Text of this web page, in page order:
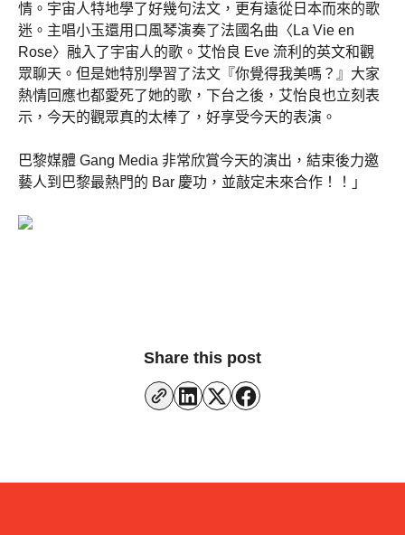
情。宇宙人特地學了好幾句法文，更有遠從日本而來的歌
迷。主唱小玉還用口風琴演奏了法國名曲〈La Vie en
Rose〉融入了宇宙人的歌。艾怡良 Eve 流利的英文和觀
眾聊天。但是她特別學習了法文『你覺得我美嗎？』大家
熱情回應也都愛死了她的歌，下台之後，艾怡良也立刻表
示，今天的觀眾真的太棒了，好享受今天的表演。
巴黎媒體 Gang Media 非常欣賞今天的演出，結束後力邀
藝人到巴黎最熱門的 Bar 慶功，並敲定未來合作！！」
Share this post